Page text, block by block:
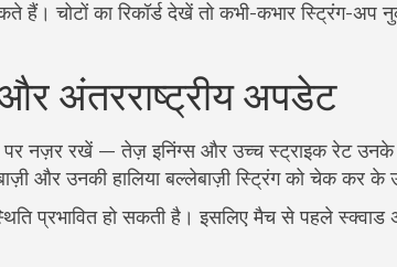
हैं। चोटों का रिकॉर्ड देखें तो कभी-कभार स्ट्रिंग-अप
अंतरराष्ट्रीय अपडेट
पर नज़र रखें — तेज़ इनिंग्स और उच्च स्ट्राइक रेट उनके
और उनकी हालिया बल्लेबाज़ी स्ट्रिंग को चेक कर के
प्रभावित हो सकती है। इसलिए मैच से पहले स्क्वाड